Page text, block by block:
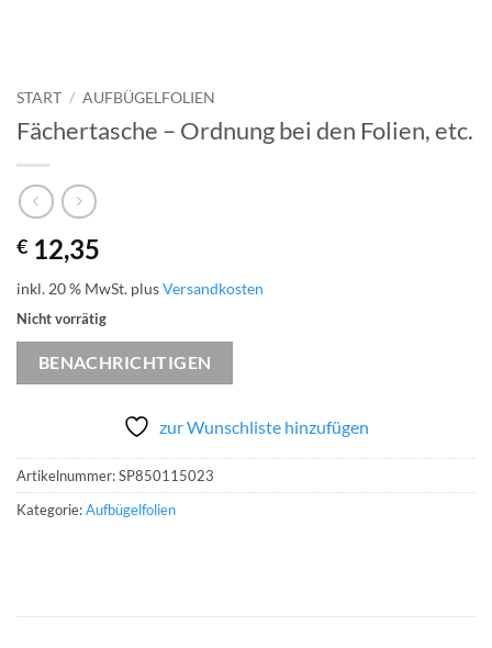
START / AUFBÜGELFOLIEN
Fächertasche – Ordnung bei den Folien, etc.
€ 12,35
inkl. 20 % MwSt. plusVersandkosten
Nicht vorrätig
BENACHRICHTIGEN
zur Wunschliste hinzufügen
Artikelnummer:SP850115023
Kategorie:Aufbügelfolien